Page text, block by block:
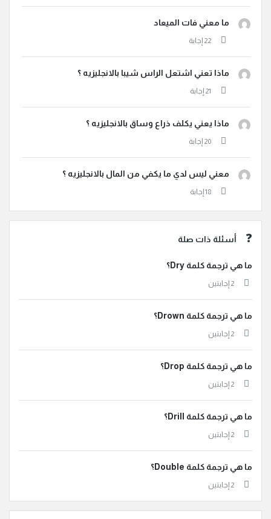
ما معني فات الميعاد
ماذا تعني اشتعل الراس شيبا بالانجليزيه ؟
ماذا يعني يكلف ذراع وساق بالانجليزيه ؟
معني ليس لدي ما يكفي من المال بالانجليزيه ؟
أسئلة ذات صلة
ما هي ترجمة كلمة Dry؟
‫2 إجابتين
ما هي ترجمة كلمة Drown؟
‫2 إجابتين
ما هي ترجمة كلمة Drop؟
‫2 إجابتين
ما هي ترجمة كلمة Drill؟
‫2 إجابتين
ما هي ترجمة كلمة Double؟
‫2 إجابتين